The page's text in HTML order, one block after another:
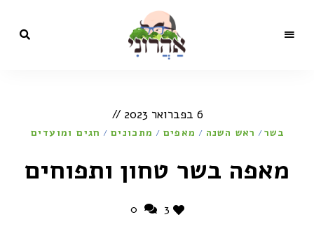
הקולינריה
של השף
אהרוני
טלוויזיה
של
ישראל
6 בפברואר 2023
בשר / ראש השנה / מאפים / מתכונים / חגים ומועדים
מאפה בשר טחון ותפוחים
3